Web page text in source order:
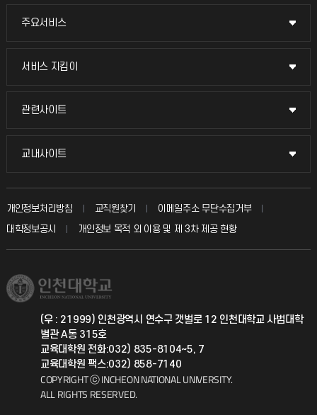
주요서비스
주요서비스
교무회의방송
입학안내
취업정보(학생)
서비스 지킴이
서비스 지킴이
묻고 답하기
칭찬마당
학생서비스 지킴이
관련사이트
관련사이트
국방헬프콜
총동문회
교내사이트
교내사이트
교수회
교육혁신본부
국제지원과
공자아카데미
기초교육원
개인정보처리방침 교직원찾기
이메일주소 무단수집거부
대학정보공시
개인정보 목적 외 이용 및 제 3차 제공 현황
(우 : 21999) 인천광역시 연수구 갯벌로 12 인천대학교 사범대학
별관 A동 315호
교육대학원 전화:032) 835-8104~5, 7
교육대학원 팩스:032) 858-7140
COPYRIGHT ⓒ INCHEON NATIONAL UNIVERSITY.
ALL RIGHTS RESERVED.